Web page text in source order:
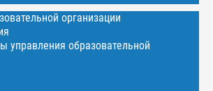
организации
управления образовательной